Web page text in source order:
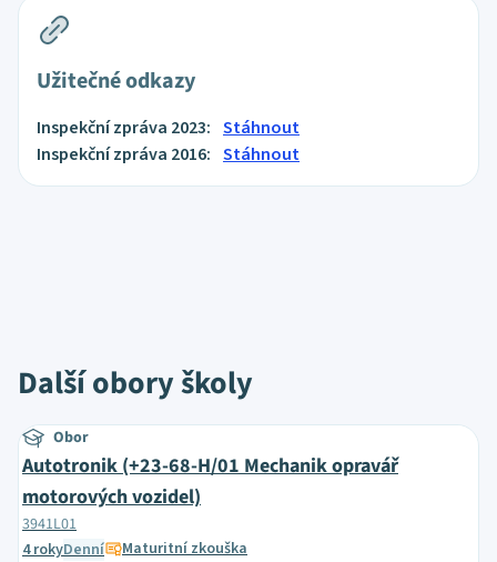
Užitečné odkazy
Inspekční zpráva 2023: Stáhnout
Inspekční zpráva 2016: Stáhnout
Další obory školy
Obor
Autotronik (+23-68-H/01 Mechanik opravář
motorových vozidel)
3941L01
4 rokyDenní Maturitní zkouška